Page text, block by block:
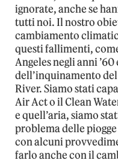
ignorate, anche se
tutti noi. Il nostro
cambiamento
questi fallimenti,
Angeles negli anni
dell’inquinamento
River. Siamo stati
Air Act o il Clean
e quell’aria, siamo
problema delle
con alcuni
farlo anche con il